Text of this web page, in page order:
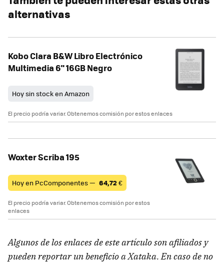
alternativas
Kobo Clara B&W Libro Electrónico
Multimedia 6" 16GB Negro
Hoy sin stock en Amazon
El precio podría variar. Obtenemos comisión por estos enlaces
Woxter Scriba 195
Hoy en PcComponentes — 64,72 €
El precio podría variar. Obtenemos comisión por estos
enlaces
Algunos de los enlaces de este artículo son afiliados y
pueden reportar un beneficio a Xataka. En caso de no